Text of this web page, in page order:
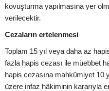
kovuşturma yapılmasına yer
verilecektir.
Cezaların ertelenmesi
Toplam 15 yıl veya daha az
fazla hapis cezası ile müebbet
hapis cezasına mahkûmiyet 10
üzere infaz hâkiminin kararıyla